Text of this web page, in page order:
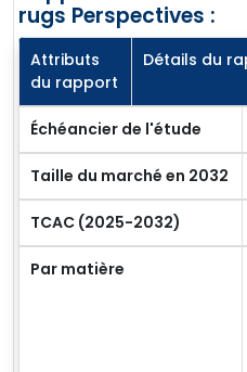
rugs Perspectives :
Attributs
du rapport
Détails du
Échéancier de l'étude
Taille du marché en 2032
TCAC (2025-2032)
Par matière